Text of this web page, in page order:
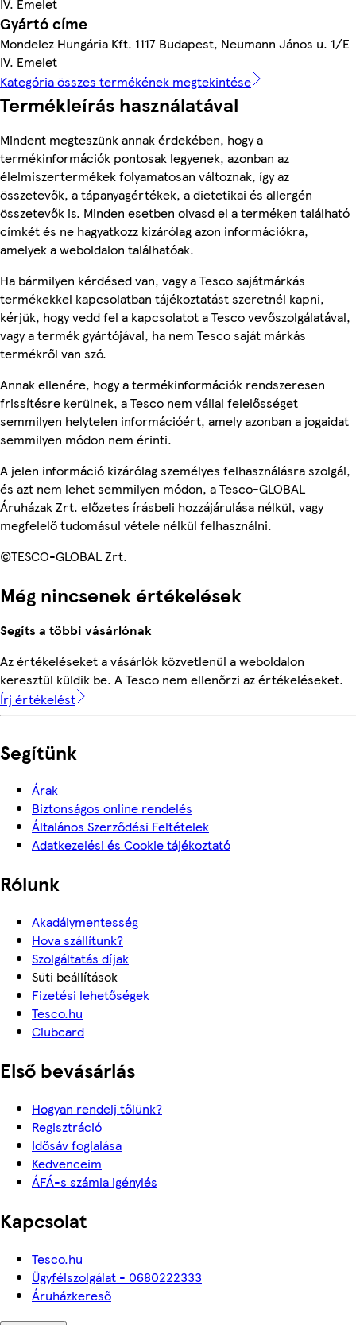
Gyártó címe
Mondelez Hungária Kft. 1117 Budapest, Neumann János u. 1/E
IV. Emelet
Kategória összes termékének megtekintése
Termékleírás használatával
Mindent megteszünk annak érdekében, hogy a
termékinformációk pontosak legyenek, azonban az
élelmiszertermékek folyamatosan változnak, így az
összetevők, a tápanyagértékek, a dietetikai és allergén
összetevők is. Minden esetben olvasd el a terméken található
címkét és ne hagyatkozz kizárólag azon információkra,
amelyek a weboldalon találhatóak.
Ha bármilyen kérdésed van, vagy a Tesco sajátmárkás
termékekkel kapcsolatban tájékoztatást szeretnél kapni,
kérjük, hogy vedd fel a kapcsolatot a Tesco vevőszolgálatával,
vagy a termék gyártójával, ha nem Tesco saját márkás
termékről van szó.
Annak ellenére, hogy a termékinformációk rendszeresen
frissítésre kerülnek, a Tesco nem vállal felelősséget
semmilyen helytelen információért, amely azonban a jogaidat
semmilyen módon nem érinti.
A jelen információ kizárólag személyes felhasználásra szolgál,
és azt nem lehet semmilyen módon, a Tesco-GLOBAL
Áruházak Zrt. előzetes írásbeli hozzájárulása nélkül, vagy
megfelelő tudomásul vétele nélkül felhasználni.
©TESCO-GLOBAL Zrt.
Még nincsenek értékelések
Segíts a többi vásárlónak
Az értékeléseket a vásárlók közvetlenül a weboldalon
keresztül küldik be. A Tesco nem ellenőrzi az értékeléseket.
Írj értékelést
Segítünk
Árak
Biztonságos online rendelés
Általános Szerződési Feltételek
Adatkezelési és Cookie tájékoztató
Rólunk
Akadálymentesség
Hova szállítunk?
Szolgáltatás díjak
Süti beállítások
Fizetési lehetőségek
Tesco.hu
Clubcard
Első bevásárlás
Hogyan rendelj tőlünk?
Regisztráció
Idősáv foglalása
Kedvenceim
ÁFÁ-s számla igénylés
Kapcsolat
Tesco.hu
Ügyfélszolgálat - 0680222333
Áruházkereső